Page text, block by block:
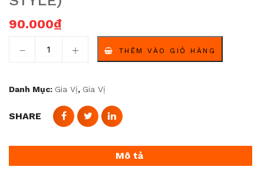
90.000₫
THÊM VÀO GIỎ HÀNG
Danh Mục: Gia Vị, Gia Vị
SHARE
Mô tả